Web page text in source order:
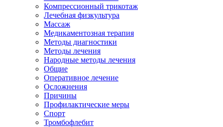
Компрессионный трикотаж
Лечебная физкультура
Массаж
Медикаментозная терапия
Методы диагностики
Методы лечения
Народные методы лечения
Общие
Оперативное лечение
Осложнения
Причины
Профилактические меры
Спорт
Тромбофлебит